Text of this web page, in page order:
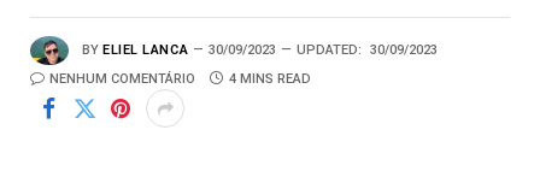
BY ELIEL LANCA 30/09/2023 UPDATED:
30/09/2023
NENHUM COMENTÁRIO
4 MINS READ